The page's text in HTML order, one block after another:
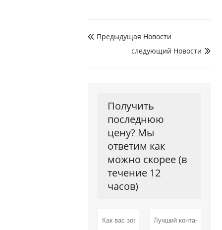
 Предыдущая Hовости

следующий Hовости
Получить
последнюю
цену? Мы
ответим как
можно скорее (в
течение 12
часов)